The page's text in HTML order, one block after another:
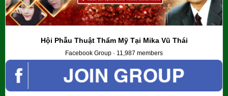
Hội Phẫu Thuật Thẩm Mỹ Tại Mika Vũ Thái
Facebook Group · 11,987 members